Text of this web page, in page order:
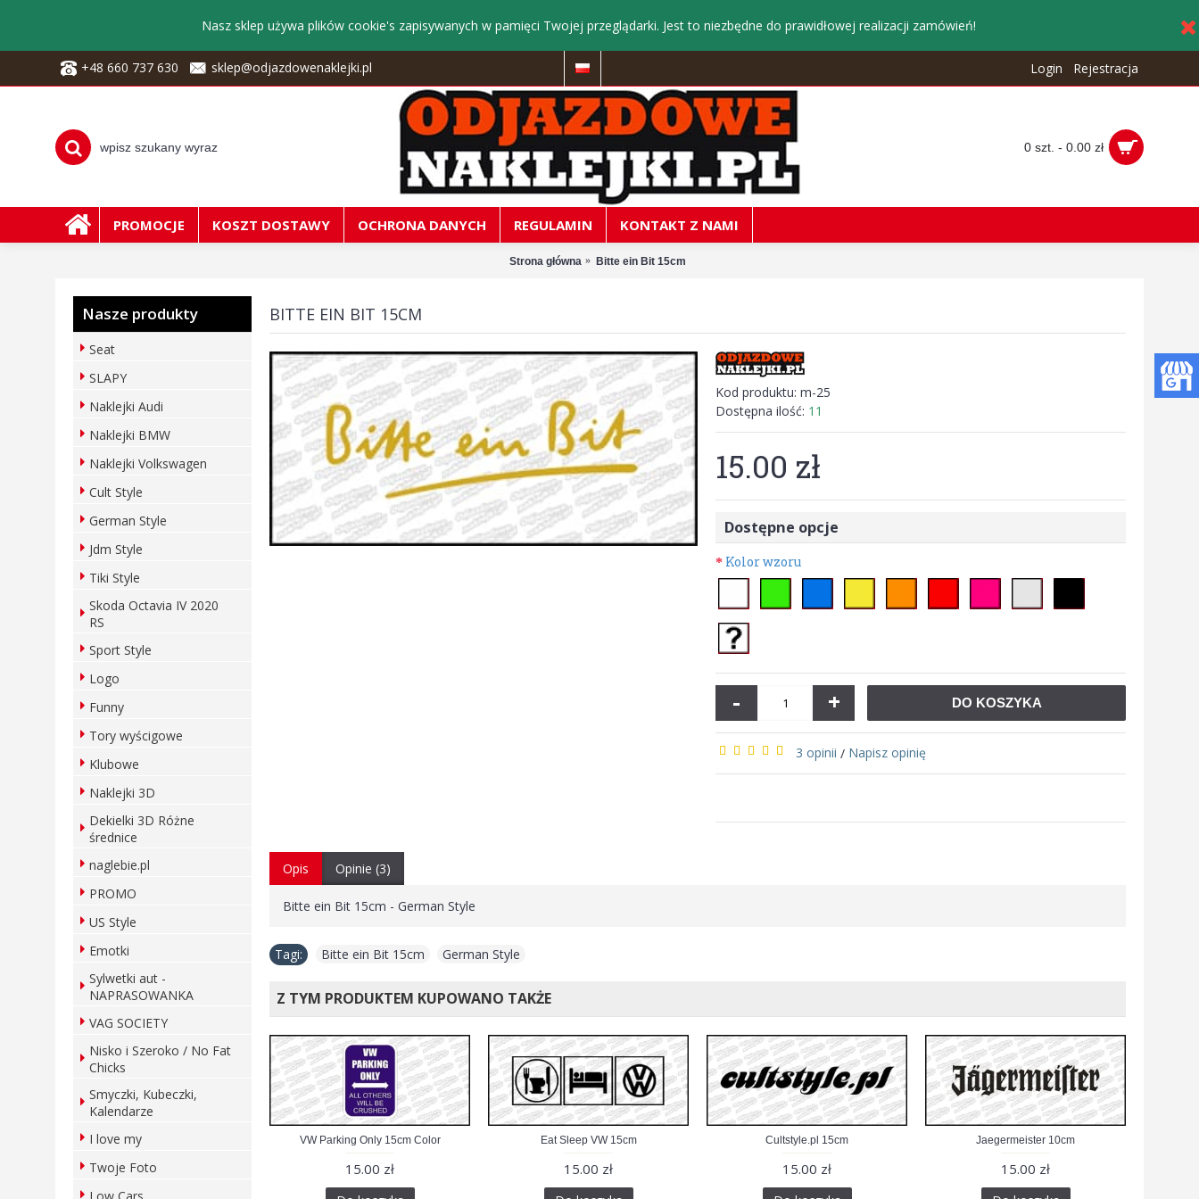
Nasz sklep używa plików cookie's zapisywanych w pamięci Twojej przeglądarki. Jest to niezbędne do prawidłowej realizacji zamówień!
+48 660 737 630 sklep@odjazdowenaklejki.pl Login Rejestracja
0 szt. - 0.00 zł
PROMOCJE KOSZT DOSTAWY OCHRONA DANYCH REGULAMIN KONTAKT Z NAMI
Strona główna Bitte ein Bit 15cm
Nasze produkty
Seat
SLAPY
Naklejki Audi
Naklejki BMW
Naklejki Volkswagen
Cult Style
German Style
Jdm Style
Tiki Style
Skoda Octavia IV 2020
RS
Sport Style
Logo
Funny
Tory wyścigowe
Klubowe
Naklejki 3D
Dekielki 3D Różne
średnice
naglebie.pl
PROMO
US Style
Emotki
Sylwetki aut -
NAPRASOWANKA
VAG SOCIETY
Nisko i Szeroko / No Fat
Chicks
Smyczki, Kubeczki,
Kalendarze
I love my
Twoje Foto
BITTE EIN BIT 15CM
Kod produktu: m-25
Dostępna ilość: 11
15.00 zł
Dostępne opcje
Kolor wzoru
- + DO KOSZYKA
3 opinii / Napisz opinię
Opis Opinie (3)
Bitte ein Bit 15cm - German Style
Tagi: Bitte ein Bit 15cm German Style
Z TYM PRODUKTEM KUPOWANO TAKŻE
VW Parking Only 15cm Color
15.00 zł
Eat Sleep VW 15cm
15.00 zł
Cultstyle.pl 15cm
15.00 zł
Jaegermeister 10cm
15.00 zł